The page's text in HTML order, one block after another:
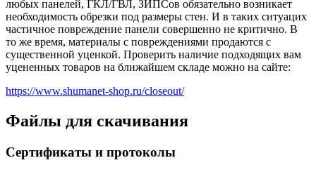
любых панелей, ГКЛ/ГВЛ, ЗИПСов обязательно возникает
необходимость обрезки под размеры стен. И в таких ситуацих
частичное повреждение панели совершенно не критично. В
то же время, материалы с повреждениями продаются с
существенной уценкой. Проверить наличие подходящих вам
уцененных товаров на ближайшем складе можно на сайте:
https://www.shumanet-shop.ru/closeout/
Файлы для скачивания
Сертификаты и протоколы